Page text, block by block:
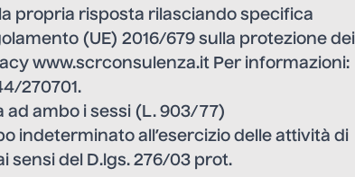
propria risposta rilasciando specifica
(UE) 2016/679 sulla protezione dei
www.scrconsulenza.it Per informazioni:
270701.
ambo i sessi (L. 903/77)
indeterminato all’esercizio delle attività di
sensi del D.lgs. 276/03 prot.